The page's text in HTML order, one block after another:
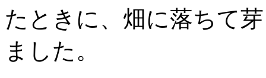
たときに、畑に落ちて
ました。